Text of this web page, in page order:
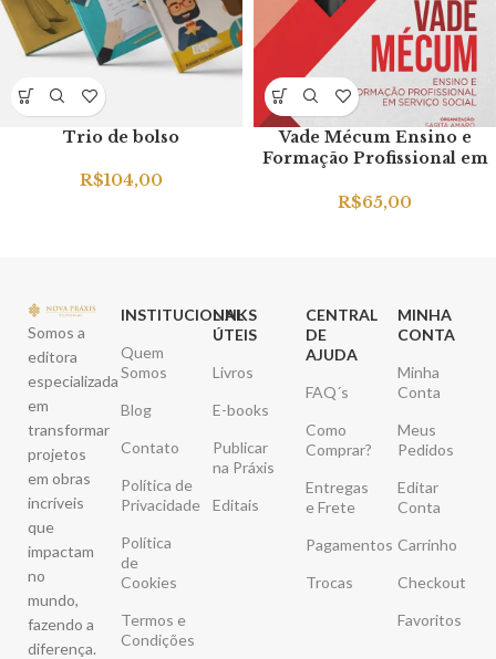
Trio de bolso
R$104,00
Vade Mécum Ensino e
Formação Profissional em
R$65,00
Somos a
editora
especializada
em
transformar
projetos
em obras
incríveis
que
impactam
no
mundo,
fazendo a
diferença.
INSTITUCIONAL
Quem
Somos
Blog
Contato
Política de
Privacidade
Política
de
Cookies
Termos e
Condições
LINKS
ÚTEIS
Livros
E-books
Publicar
na Práxis
Editais
CENTRAL
DE
AJUDA
FAQ´s
Como
Comprar?
Entregas
e Frete
Pagamentos
Trocas
MINHA
CONTA
Minha
Conta
Meus
Pedidos
Editar
Conta
Carrinho
Checkout
Favoritos